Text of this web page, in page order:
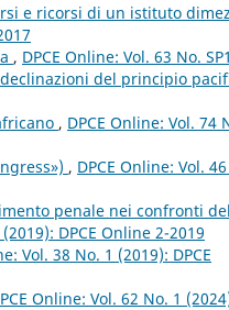
e ricorsi di un istituto
, DPCE Online: Vol. 63 No. SP1
declinazioni del principio
, DPCE Online: Vol. 74
, DPCE Online: Vol.
penale nei confronti del
DPCE Online 2-2019
Vol. 38 No. 1 (2019): DPCE
Online: Vol. 62 No. 1